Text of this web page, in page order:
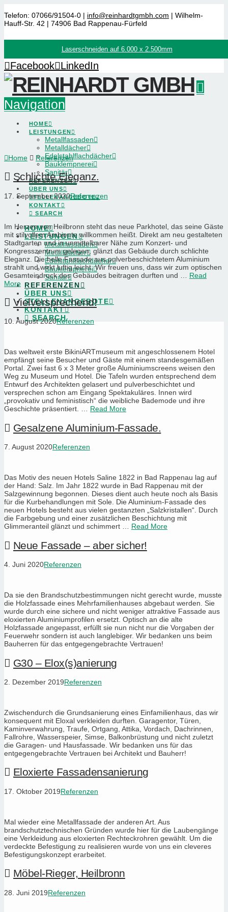
Telefon: 07066/91504-0 | info@reinhardtgmbh.com | Wilhelm-
Hauff-Str. 42 | 74906 Bad Rappenau-Fürfeld
Laserschneiden auf 6.000 x 2.500mm
Facebook LinkedIn
Navigation
HOME
LEISTUNGEN
Metallfassaden
Metalldächer
Edelstahlflachdächer
Bauklempnerei
Sanitär
REFERENZEN
ÜBER UNS
STELLENANGEBOTE
KONTAKT
SEARCH
HOME
LEISTUNGEN
Metallfassaden
Metalldächer
Edelstahlflachdächer
Bauklempnerei
Sanitär
REFERENZEN
ÜBER UNS
STELLENANGEBOTE
KONTAKT
SEARCH
Home Referenzen
Schlichte Eleganz.
17. September 2020Referenzen
Im Herzen von Heilbronn steht das neue Parkhotel, das seine Gäste
mit stilvollem Ambiente willkommen heißt. Direkt am neu gestalteten
Stadtgarten und in unmittelbarer Nähe zum Konzert- und
Kongresszentrum gelegen, glänzt das Gebäude durch schlichte
Eleganz. Die helle Fassade aus pulverbeschichtetem Aluminium
strahlt und wirkt luftig leicht. Wir freuen uns, dass wir zum optischen
Gesamteindruck des Gebäudes beitragen durften und … Read
More
Vielversprechend!
10. August 2020Referenzen
Das weltweit erste BikiniARTmuseum mit angeschlossenem Hotel
empfängt seine Besucher und Gäste mit einem standesgemäßen
Portal. Zwei fast 6 x 3 Meter große Aluminiumscreens weisen den
Weg zu Museum und Hotel. Die Tafeln wurden entsprechend dem
Entwurf des Architekten gelasert und pulverbeschichtet und
versprechen schon am Eingang Spektakuläres. Innen wird
„provokativ und feministisch“ die weibliche Bademode und ihre
Geschichte präsentiert. … Read More
Gesalzene Aluminium-Fassade.
7. August 2020Referenzen
Das Motiv des neuen Hotels Saline 1822 in Bad Rappenau lag auf
der Hand: Salz. Im Jahr 1822 wurde in Bad Rappenau mit der
Salzgewinnung begonnen. Dieses dient auch heute noch als Basis
für die Kurbehandlungen mit Sole. Die Aluminium-Fassade des
neuen Hotels besteht aus vielen gestanzten „Salzkristallen“. Durch
die Farbgebung und einer zusätzlichen Beschichtung mit
Glimmeranteil glänzt und schimmert … Read More
Neue Fassade – aber sicher!
4. Juni 2020Referenzen
Da sie den Brandschutzbestimmungen nicht gerecht wurde, musste
die Holzfassade eines Mehrfamilienhauses abgebaut werden. Sie
wurde durch eine sichere und nicht weniger attraktive Fassade aus
eloxierten Aluminiumprofilen ersetzt. Optisch an die alte
Holzfassade angepasst, erfüllt sie nun nicht nur die Vorgaben der
Feuerwehr sondern ist auch langlebiger. Wir bedanken uns beim
Bauherren für das entgegengebrachte Vertrauen!
G30 – Elox(s)anierung
2. Dezember 2019Referenzen
Zwischendurch die Grundsanierung eines Einfamilienhaus, das wir
konsequent mit Eloxal verkleiden durften. Garagentor, Türen,
Kaminverwahrung, Traufe, Ortgang, Attika, Vordach, Dachrinnen,
Fallrohre, Wasserspeier, Simse, Balkonbrüstung und nicht zuletzt
die Garagen- und Hausfassade. Wir bedanken uns für das
entgegengebrachte Vertrauen bei Architekt und Bauherr!
Eloxierte Fassadensanierung
17. Oktober 2019Referenzen
Mal wieder eine Metallfassade der anderen Art. Aus
brandschutztechnischen Gründen wurde hier für die Laubengänge
eine Verkleidung aus eloxierten Rechteckrohren gewählt. Um die
verdeckte Befestigung zu realisieren wurde von uns ein cleveres
Befestigungskonzept erarbeitet.
Möbel-Rieger, Heilbronn
28. Juni 2019Referenzen